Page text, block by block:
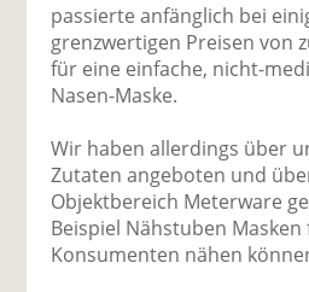
passierte anfänglich bei
grenzwertigen Preisen von
für eine einfache, nicht-
Nasen-Maske.
Wir haben allerdings über
Zutaten angeboten und
Objektbereich Meterware
Beispiel Nähstuben
Konsumenten nähen